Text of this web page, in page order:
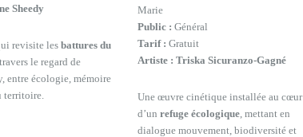
Sheedy
revisite lesbattures du
le regard de
entre écologie, mémoire
territoire.
Marie
Public : Général
Tarif : Gratuit
Artiste : Triska Sicuranzo-Gagné
Une œuvre cinétique installée au cœur
d’un refuge écologique, mettant en
dialogue mouvement, biodiversité et